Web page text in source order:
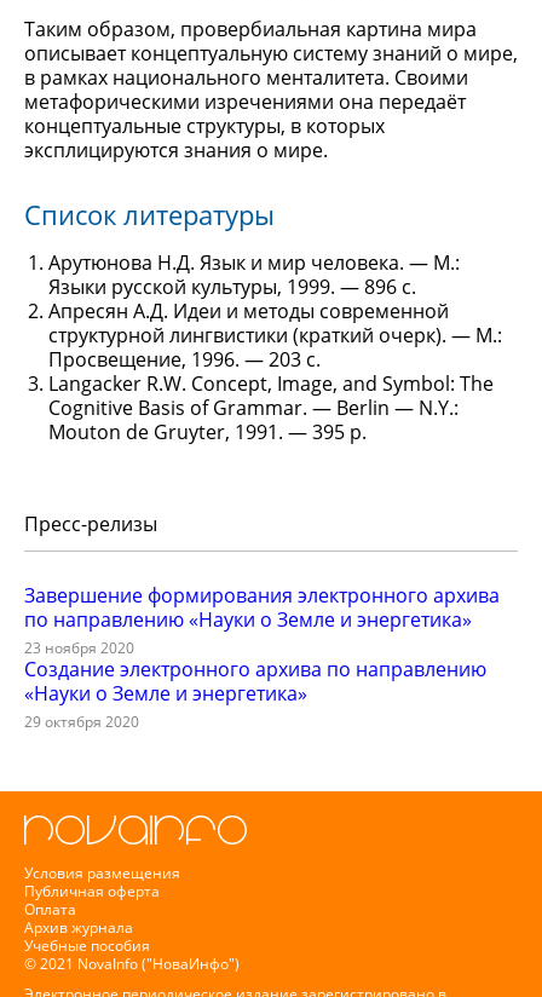
Таким образом, провербиальная картина мира
описывает концептуальную систему знаний о мире,
в рамках национального менталитета. Своими
метафорическими изречениями она передаёт
концептуальные структуры, в которых
эксплицируются знания о мире.
Список литературы
Арутюнова Н.Д. Язык и мир человека. — М.:
Языки русской культуры, 1999. — 896 с.
Апресян А.Д. Идеи и методы современной
структурной лингвистики (краткий очерк). — М.:
Просвещение, 1996. — 203 с.
Langacker R.W. Concept, Image, and Symbol: The
Cognitive Basis of Grammar. — Berlin — N.Y.:
Mouton de Gruyter, 1991. — 395 p.
Пресс-релизы
Завершение формирования электронного архива
по направлению «Науки о Земле и энергетика»
23 ноября 2020
Создание электронного архива по направлению
«Науки о Земле и энергетика»
29 октября 2020
Условия размещения
Публичная оферта
Оплата
Архив журнала
Учебные пособия
© 2021 NovaInfo ("НоваИнфо")